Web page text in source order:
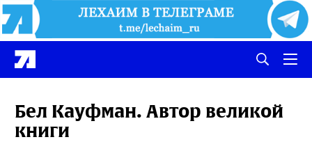
Бел Кауфман. Автор великой
книги